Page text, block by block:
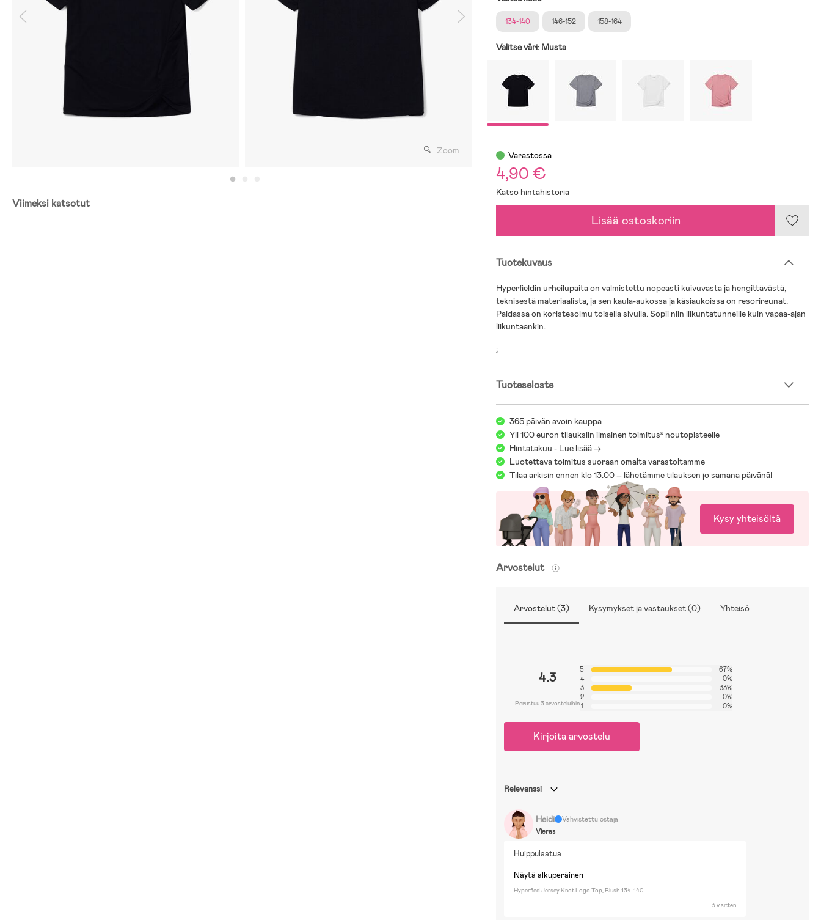
Zoom
Viimeksi katsotut
134-140 146-152 158-164
Valitse väri: Musta
Varastossa
4,90 €
Katso hintahistoria
Lisää ostoskoriin
Tuotekuvaus
Hyperfieldin urheilupaita on valmistettu nopeasti kuivuvasta ja hengittävästä,
teknisestä materiaalista, ja sen kaula-aukossa ja käsiaukoissa on resorireunat.
Paidassa on koristesolmu toisella sivulla. Sopii niin liikuntatunneille kuin vapaa-ajan
liikuntaankin.
;
Tuoteseloste
365 päivän avoin kauppa
Yli 100 euron tilauksiin ilmainen toimitus* noutopisteelle
Hintatakuu - Lue lisää ->
Luotettava toimitus suoraan omalta varastoltamme
Tilaa arkisin ennen klo 13.00 – lähetämme tilauksen jo samana päivänä!
Kysy yhteisöltä
Arvostelut
Arvostelut (3) Kysymykset ja vastaukset (0) Yhteisö
4.3
Perustuu 3 arvosteluihin
5
67%
4
0%
3
33%
2
0%
1
0%
Kirjoita arvostelu
Relevanssi
Heidi
Vahvistettu ostaja
Vieras
Huippulaatua
Näytä alkuperäinen
Hyperfied Jersey Knot Logo Top, Blush 134-140
3 v sitten